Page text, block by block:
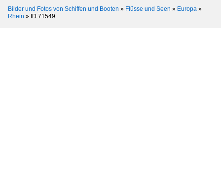
Bilder und Fotos von Schiffen und Booten » Flüsse und Seen » Europa »
Rhein » ID 71549